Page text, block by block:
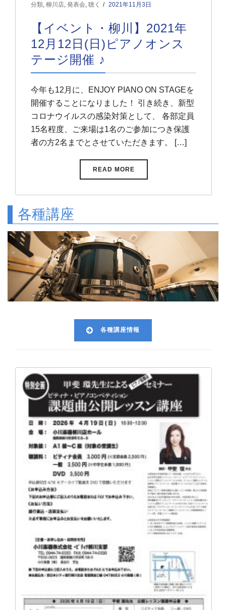
分類 柳川店 発表会 聴く 2021年11月3日
【イベント・柳川】2021年
12月12日(日)ピアノオンス
テージ開催 ♪
今年も12月に、ENJOY PIANO ON STAGEを
開催することになりました！ 引き続き、新型
コロナウイルスの感染対策として、 各部定員
15名程度、ご来場は1名のご参加につき保護
者の方2名までとさせていただきます。 […]
READ MORE
各種講座
各種講座情報